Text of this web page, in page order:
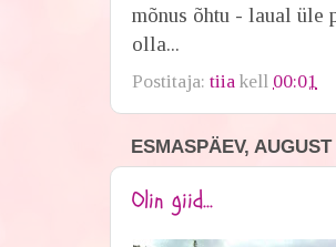
mõnus õhtu - laual üle
olla...
Postitaja:tiia kell 00:01
ESMASPÄEV,
Olin giid...